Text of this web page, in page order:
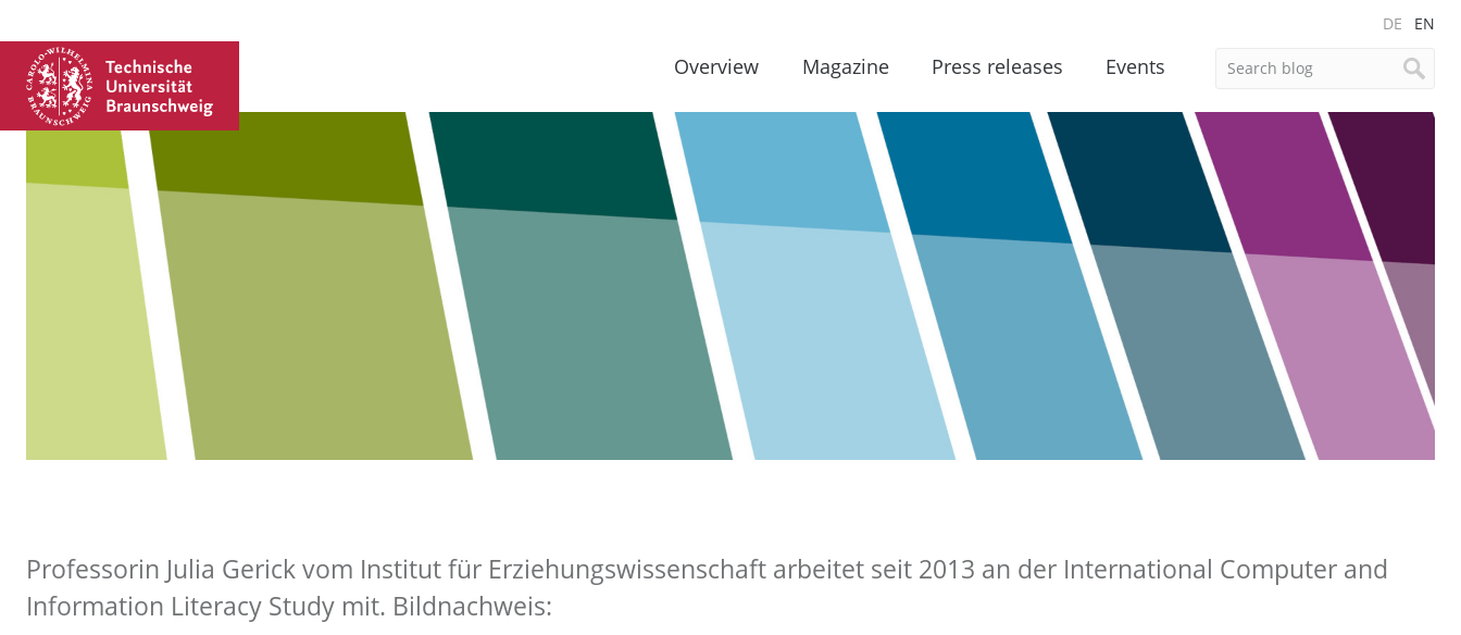
DE EN
Overview Magazine Press releases Events
Professorin Julia Gerick vom Institut für Erziehungswissenschaft arbeitet seit 2013 an der International Computer and
Information Literacy Study mit. Bildnachweis: